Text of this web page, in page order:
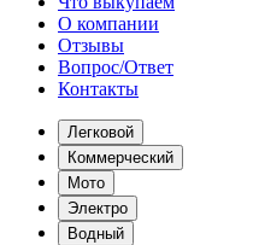
О компании
Отзывы
Вопрос/Ответ
Контакты
Легковой
Коммерческий
Мото
Электро
Водный